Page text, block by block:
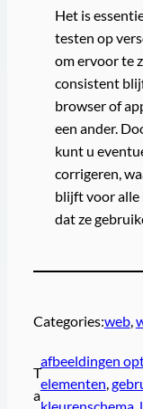
Het is
testen op
om ervoor te
consistent
browser of
een ander.
kunt u
corrigeren,
blijft voor alle
dat ze
Categories:web,
T
a
afbeeldingen
elementen,